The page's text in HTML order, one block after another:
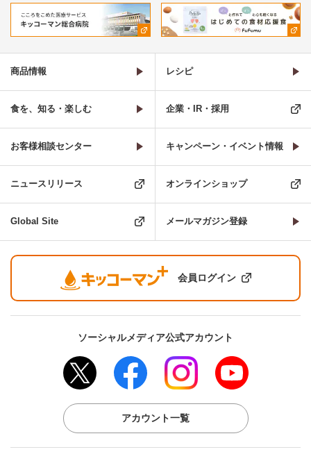
商品情報 レシピ
食を、知る・楽しむ 企業・IR・採用
お客様相談センター キャンペーン・イベント情報
ニュースリリース オンラインショップ
Global Site メールマガジン登録
会員ログイン
ソーシャルメディア公式アカウント
アカウント一覧